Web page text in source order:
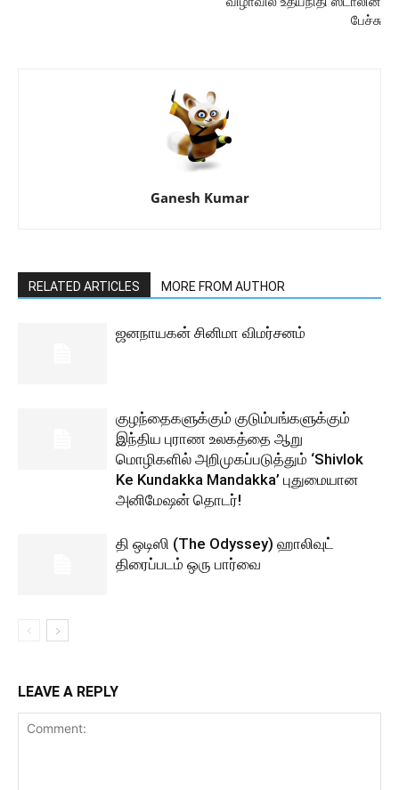
பேச்சு
Ganesh Kumar
RELATED ARTICLES MORE FROM AUTHOR
ஜனநாயகன் சினிமா விமர்சனம்
குழந்தைகளுக்கும் குடும்பங்களுக்கும்
இந்திய புராண உலகத்தை ஆறு
மொழிகளில் அறிமுகப்படுத்தும் ‘Shivlok
Ke Kundakka Mandakka’ புதுமையான
அனிமேஷன் தொடர்!
தி ஒடிஸி (The Odyssey) ஹாலிவுட்
திரைப்படம் ஒரு பார்வை
LEAVE A REPLY